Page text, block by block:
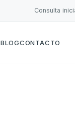
Consulta
BLOGCONTACTO